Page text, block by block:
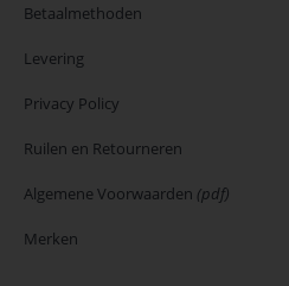
Betaalmethoden
Levering
Privacy Policy
Ruilen en Retourneren
Algemene Voorwaarden (pdf)
Merken